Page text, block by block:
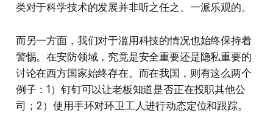
类对于科学技术的发展并非听之任之、一派乐观的。
而另一方面，我们对于滥用科技的情况也始终保持着
警惕。在安防领域，究竟是安全重要还是隐私重要的
讨论在西方国家始终存在。而在我国，则有这么两个
例子：1）钉钉可以让老板知道是否正在投职其他公
司；2）使用手环对环卫工人进行动态定位和跟踪。